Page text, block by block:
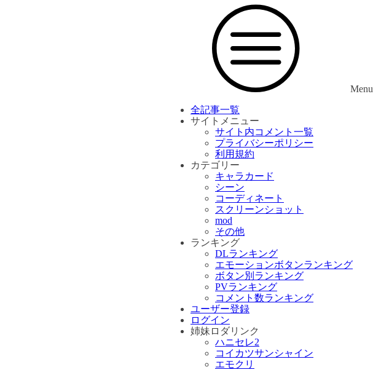
Menu
全記事一覧
サイトメニュー
サイト内コメント一覧
プライバシーポリシー
利用規約
カテゴリー
キャラカード
シーン
コーディネート
スクリーンショット
mod
その他
ランキング
DLランキング
エモーションボタンランキング
ボタン別ランキング
PVランキング
コメント数ランキング
ユーザー登録
ログイン
姉妹ロダリンク
ハニセレ2
コイカツサンシャイン
エモクリ